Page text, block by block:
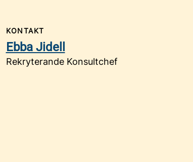
KONTAKT
Ebba Jidell
Rekryterande Konsultchef